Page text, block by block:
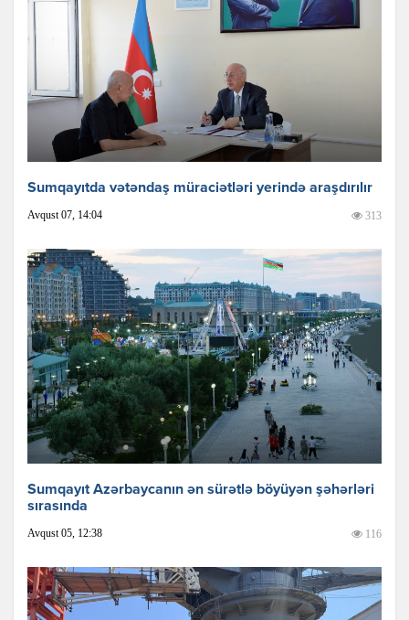
Sumqayıtda vətəndaş müraciətləri yerində araşdırılır
Avqust 07, 14:04 313
Sumqayıt Azərbaycanın ən sürətlə böyüyən şəhərləri
sırasında
Avqust 05, 12:38 116